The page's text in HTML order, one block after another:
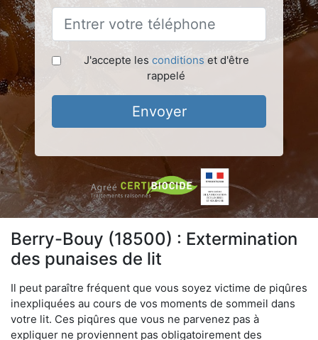
J'accepte les conditions et d'être
rappelé
Envoyer
Berry-Bouy (18500) : Extermination
des punaises de lit
Il peut paraître fréquent que vous soyez victime de piqûres
inexpliquées au cours de vos moments de sommeil dans
votre lit. Ces piqûres que vous ne parvenez pas à
expliquer ne proviennent pas obligatoirement des